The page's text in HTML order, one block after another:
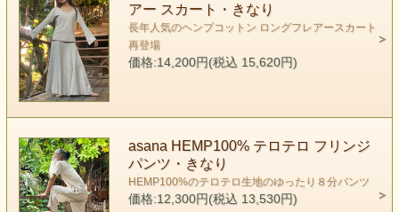
アー スカート・きなり
長年人気のヘンプコットン ロングフレアースカート
再登場
価格:14,200円(税込 15,620円)
asana HEMP100% テロテロ フリンジ
パンツ・きなり
HEMP100%のテロテロ生地のゆったり８分パンツ
価格:12,300円(税込 13,530円)